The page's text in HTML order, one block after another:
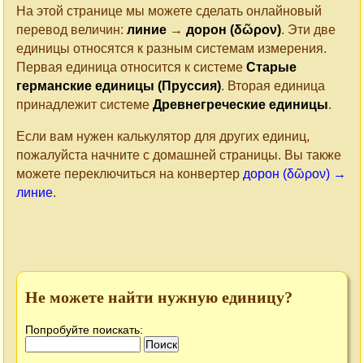
На этой странице мы можете сделать онлайновый
перевод величин: линие → дорон (δῶρον). Эти две
единицы относятся к разным системам измерения.
Первая единица относится к системе Старые
германские единицы (Пруссия). Вторая единица
принадлежит системе Древнегреческие единицы.
Если вам нужен калькулятор для других единиц,
пожалуйста начните с домашней страницы. Вы также
можете переключиться на конвертер дорон (δῶρον) →
линие.
Не можете найти нужную единицу?
Попробуйте поискать: